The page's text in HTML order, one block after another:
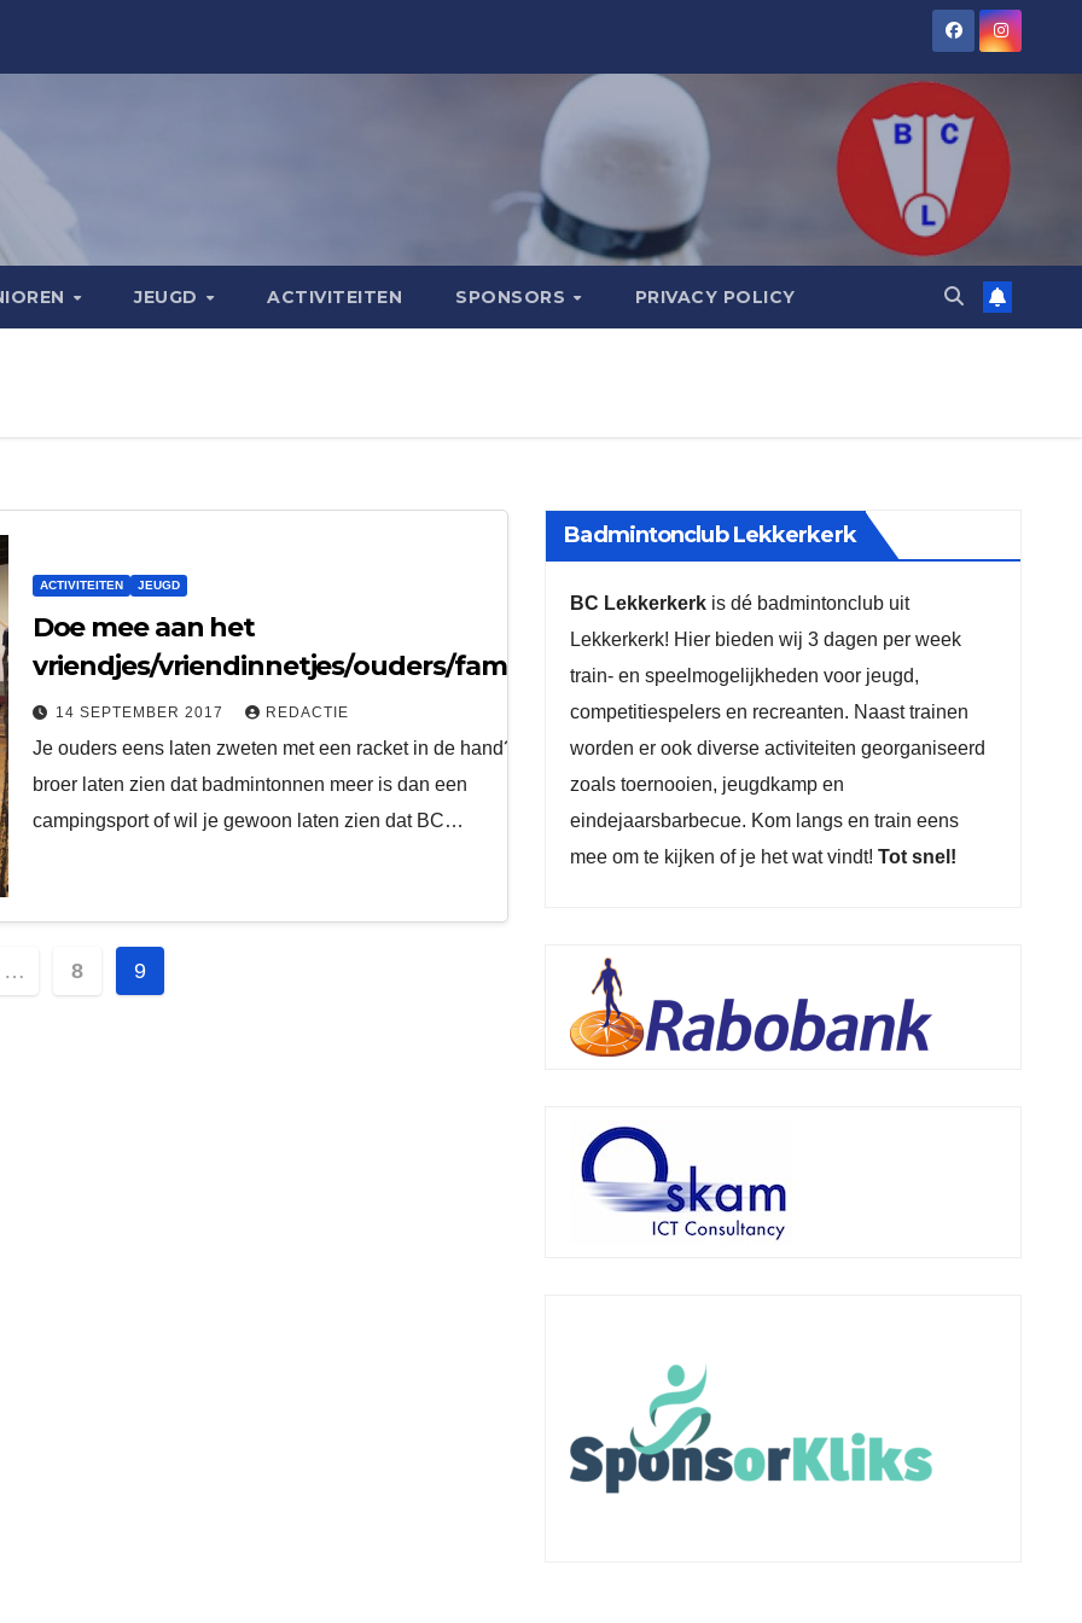
JEUGD ACTIVITEITEN SPONSORS PRIVACY POLICY
ACTIVITEITEN JEUGD
Doe mee aan het
vriendjes/vriendinnetjes/ouders/familie-
toernooi
14 SEPTEMBER 2017 REDACTIE
Je ouders eens laten zweten met een racket in de hand? Je
broer laten zien dat badmintonnen meer is dan een
campingsport of wil je gewoon laten zien dat BC…
… 8 9
Badmintonclub Lekkerkerk
BC Lekkerkerk is dé badmintonclub uit
Lekkerkerk! Hier bieden wij 3 dagen per week
train- en speelmogelijkheden voor jeugd,
competitiespelers en recreanten. Naast trainen
worden er ook diverse activiteiten georganiseerd
zoals toernooien, jeugdkamp en
eindejaarsbarbecue. Kom langs en train eens
mee om te kijken of je het wat vindt!Tot snel!